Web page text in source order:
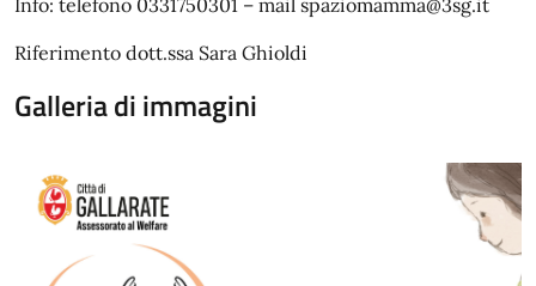
Info: telefono 0331750301 – mail spaziomamma@3sg.it
Riferimento dott.ssa Sara Ghioldi
Galleria di immagini